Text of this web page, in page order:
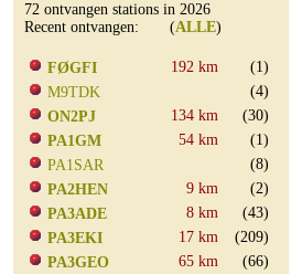
72 ontvangen stations in 2026
Recent ontvangen: (ALLE)
FØGFI 192 km
(1)
M9TDK
(4)
ON2PJ
134 km
(30)
PA1GM
54 km
(1)
PA1SAR
(8)
PA2HEN
9 km
(2)
PA3ADE
8 km
(43)
PA3EKI
17 km
(209)
PA3GEO
65 km
(66)